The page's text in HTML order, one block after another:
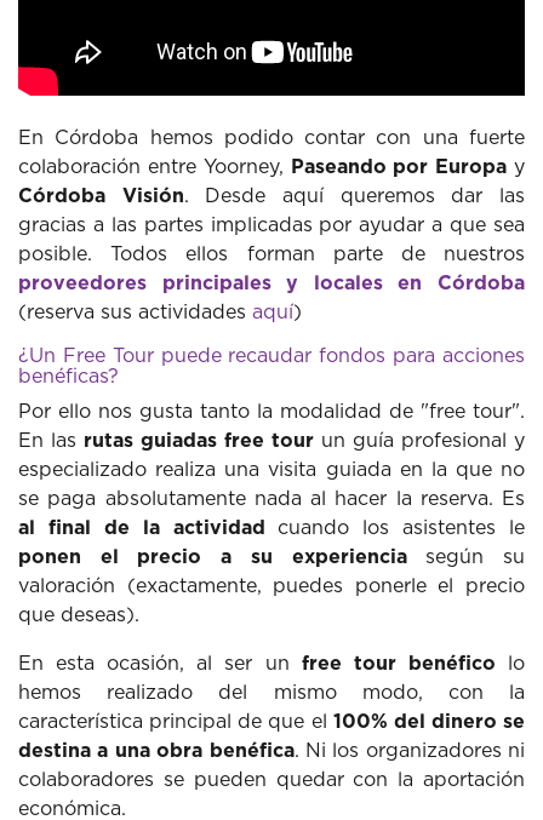
En Córdoba hemos podido contar con una fuerte
colaboración entre Yoorney,
Paseando por Europa y
Córdoba Visión. Desde aquí queremos dar las
gracias a las partes implicadas por ayudar a que sea
posible. Todos ellos forman parte de nuestros
proveedores principales y locales en Córdoba
(reserva sus actividades aquí)
¿Un Free Tour puede recaudar fondos para acciones
benéficas?
Por ello nos gusta tanto la modalidad de "free tour".
En las rutas guiadas free tour un guía profesional y
especializado realiza una visita guiada en la que no
se paga absolutamente nada al hacer la reserva. Es
al final de la actividad
cuando los asistentes le
ponen el precio a su experienciasegún su
valoración (exactamente, puedes ponerle el precio
que deseas).
En esta ocasión, al ser un free tour benéfico lo
hemos realizado del mismo modo, con la
característica principal de que el 100% del dinero se
destina a una obra benéfica. Ni los organizadores ni
colaboradores se pueden quedar con la aportación
económica.